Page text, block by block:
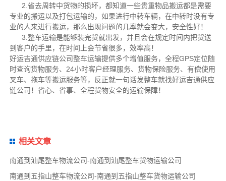
2.省去周转中货物的损坏，都知道一些贵重物品搬运都是需要
专业的搬运以及打包运输的，如果进行中转车辆，在中转时没有专
业的人来进行搬运，那么出现问题的几率就会变大，安全性好！
3.整车运输是能够装完货就出发，并且会在规定时间内把货送
到客户的手里，在时间上会节省很多，效率高！
好运吉通供应链公司整车运输提供多个增值服务，全程GPS定位随
时查询货物服务、24小时客户经理服务、货物保险服务、有偿使用
叉车、拖车等搬运服务等，反正就一句话发整车就找好运吉通供应
链公司！省心、省事、全程货物安全的运输保障！
相关文章
南通到汕尾整车物流公司-南通到汕尾整车货物运输公司
南通到五指山整车物流公司-南通到五指山整车货物运输公司